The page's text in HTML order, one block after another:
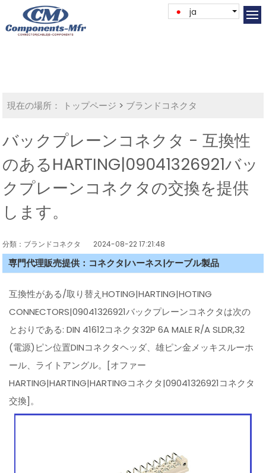
ja
現在の場所： トップページ > ブランドコネクタ
バックプレーンコネクタ - 互換性
のあるHARTING|09041326921バッ
クプレーンコネクタの交換を提供
します。
分類：ブランドコネクタ 2024-08-22 17:21:48
専門代理販売提供：コネクタ|ハーネス|ケーブル製品
互換性がある/取り替えHOTING|HARTING|HOTING
CONNECTORS|09041326921バックプレーンコネクタは次の
とおりである: DIN 41612コネクタ32P 6A MALE R/A SLDR,32
(電源)ピン位置DINコネクタヘッダ、雄ピン金メッキスルーホ
ール、ライトアングル。[オファー
HARTING|HARTING|HARTINGコネクタ|09041326921コネクタ
交換]。